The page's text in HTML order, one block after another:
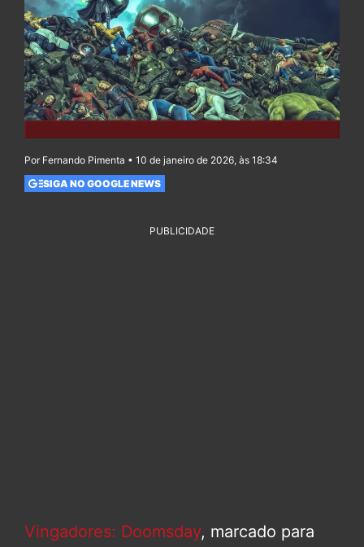
Por Fernando Pimenta • 10 de janeiro de 2026, às 18:34
SIGA NO GOOGLE NEWS
PUBLICIDADE
Vingadores: Doomsday, marcado para